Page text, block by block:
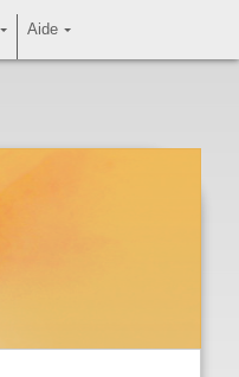
Aide